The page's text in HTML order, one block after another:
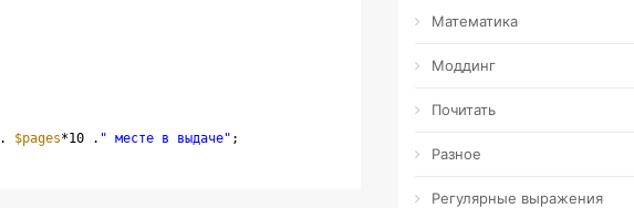
. $pages*10 . " месте в выдаче" ;
Математика
Моддинг
Почитать
Разное
Регулярные выражения